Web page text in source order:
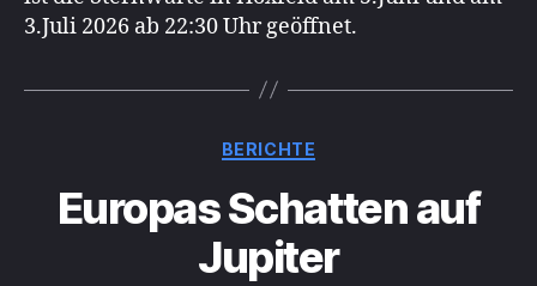
3.Juli 2026 ab 22:30 Uhr geöffnet.
Kategorien
BERICHTE
Europas Schatten auf
Jupiter